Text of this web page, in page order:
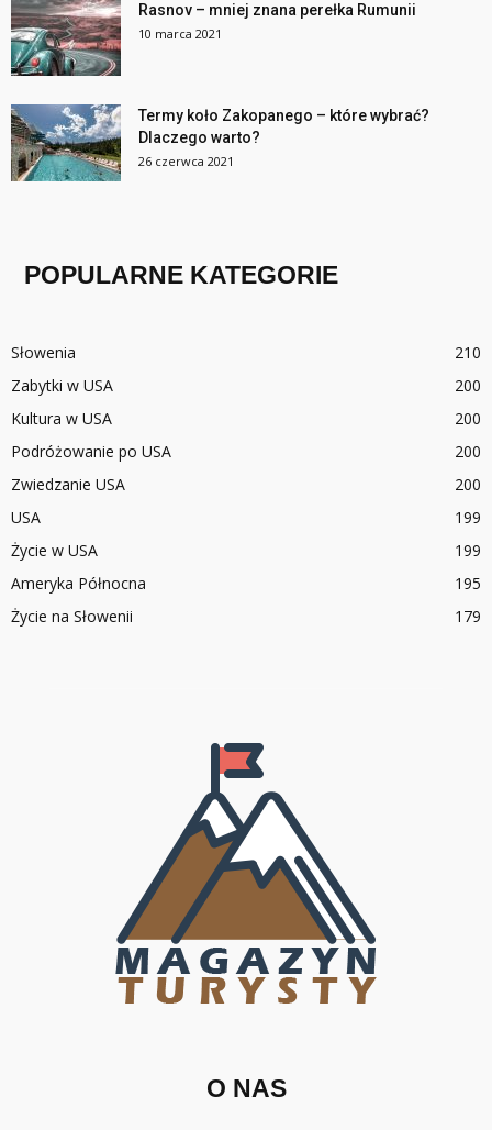
Rasnov – mniej znana perełka Rumunii
10 marca 2021
Termy koło Zakopanego – które wybrać?
Dlaczego warto?
26 czerwca 2021
POPULARNE KATEGORIE
Słowenia
210
Zabytki w USA
200
Kultura w USA
200
Podróżowanie po USA
200
Zwiedzanie USA
200
USA
199
Życie w USA
199
Ameryka Północna
195
Życie na Słowenii
179
O NAS